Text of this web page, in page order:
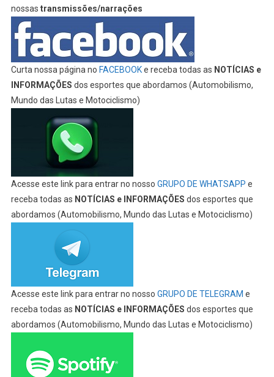
nossas transmissões/narrações
Curta nossa página no FACEBOOKe receba todas as NOTÍCIAS e
INFORMAÇÕES dos esportes que abordamos (Automobilismo,
Mundo das Lutas e Motociclismo)
Acesse este link para entrar no nosso GRUPO DE WHATSAPP e
receba todas as NOTÍCIAS e INFORMAÇÕES dos esportes que
abordamos (Automobilismo, Mundo das Lutas e Motociclismo)
Acesse este link para entrar no nosso GRUPO DE TELEGRAM e
receba todas as NOTÍCIAS e INFORMAÇÕES dos esportes que
abordamos (Automobilismo, Mundo das Lutas e Motociclismo)